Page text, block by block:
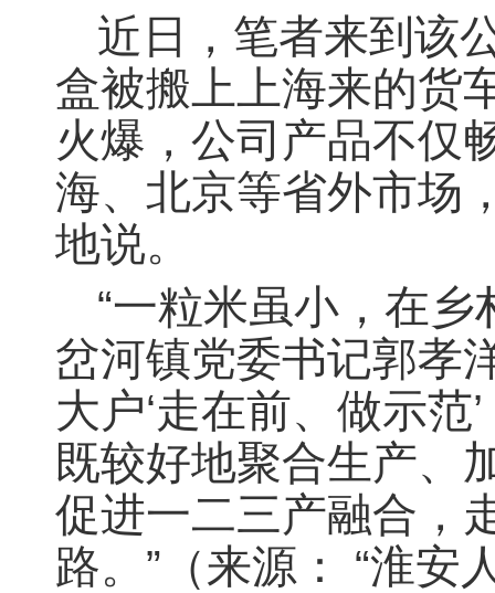
近日，笔者来到该
盒被搬上上海来的货
火爆，公司产品不仅
海、北京等省外市场
地说。
“一粒米虽小，在
岔河镇党委书记郭孝
大户‘走在前、做示范
既较好地聚合生产、
促进一二三产融合，
路。”（来源： “淮安